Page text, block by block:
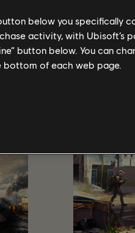
below you specifically
activity, with Ubisoft’s
button below. You can
bottom of each web page.